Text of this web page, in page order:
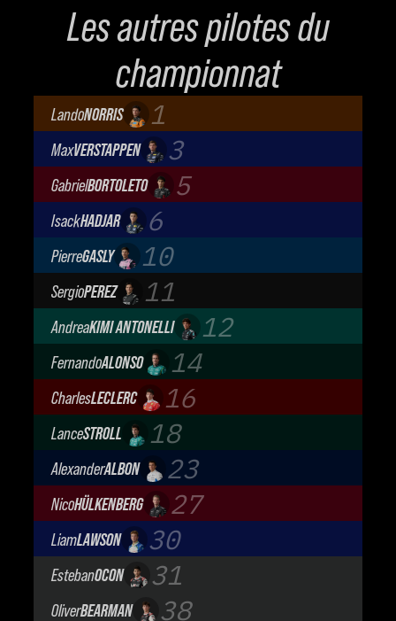
Les autres pilotes du
championnat
LandoNORRIS 1
McLaren Mastercard F1 Team
MaxVERSTAPPEN 3
Oracle Red Bull Racing
GabrielBORTOLETO 5
Audi Revolut F1 Team
IsackHADJAR 6
Oracle Red Bull Racing
PierreGASLY 10
BWT Alpine Formula One Team
SergioPEREZ 11
Cadillac Formula 1 Team
AndreaKIMI ANTONELLI 12
Mercedes-AMG Petronas F1 Team
FernandoALONSO 14
Aston Martin Aramco F1 Team
CharlesLECLERC 16
Scuderia Ferrari
LanceSTROLL 18
Aston Martin Aramco F1 Team
AlexanderALBON 23
Atlassian Williams F1 Team
NicoHÜLKENBERG 27
Audi Revolut F1 Team
LiamLAWSON 30
Visa Cash App Racing Bulls
EstebanOCON 31
TGR Haas F1 Team
OliverBEARMAN 38